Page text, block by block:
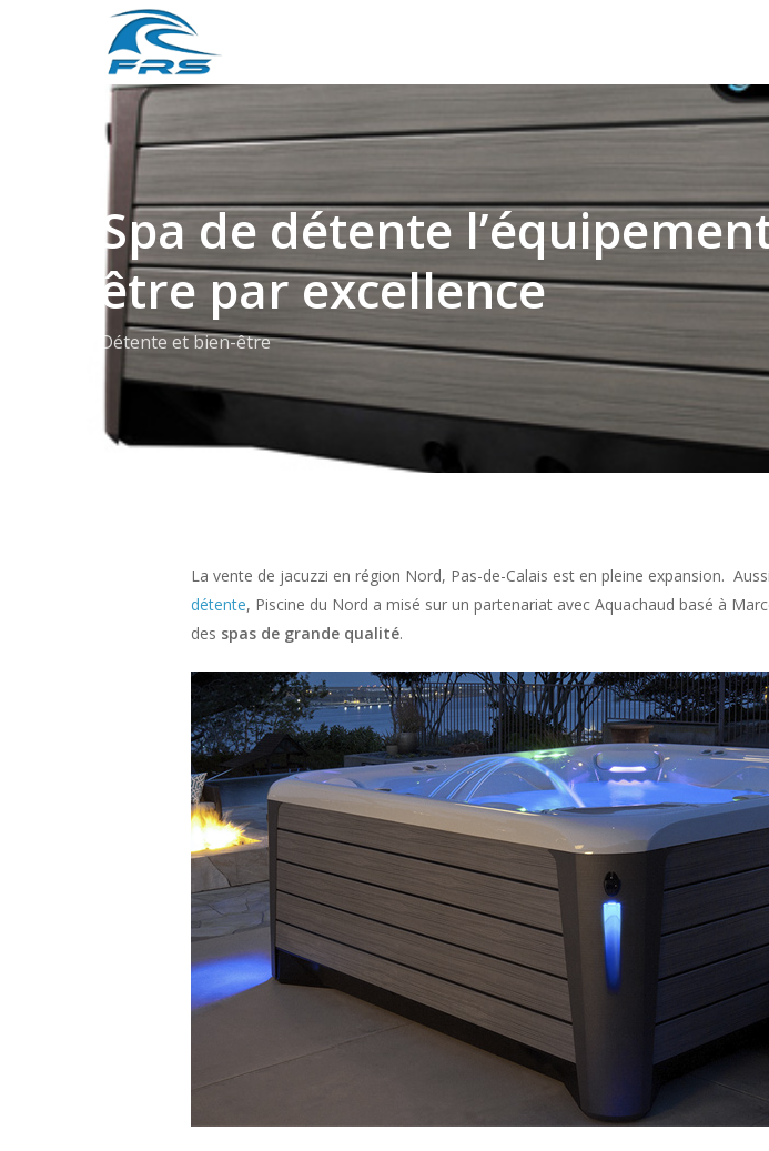
Spa de détente
être par excellence
Détente et bien-être
La vente de jacuzzi en région Nord, Pas-de-Calais est en pleine expansion.
détente, Piscine du Nord a misé sur un partenariat avec Aquachaud basé à
des spas de grande qualité.